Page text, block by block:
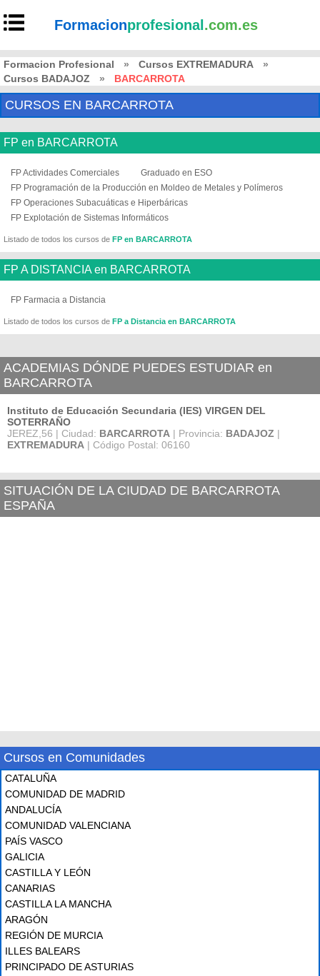
Formacionprofesional .com.es
Formacion Profesional » Cursos EXTREMADURA
»
Cursos BADAJOZ
» BARCARROTA
CURSOS EN BARCARROTA
FP en BARCARROTA
FP Actividades Comerciales
Graduado en ESO
FP Programación de la Producción en Moldeo de Metales y Polímeros
FP Operaciones Subacuáticas e Hiperbáricas
FP Explotación de Sistemas Informáticos
Listado de todos los cursos de FP en BARCARROTA
FP A DISTANCIA en BARCARROTA
FP Farmacia a Distancia
Listado de todos los cursos de FP a Distancia en BARCARROTA
ACADEMIAS DÓNDE PUEDES ESTUDIAR en
BARCARROTA
Instituto de Educación Secundaria (IES) VIRGEN DEL
SOTERRAÑO
JEREZ,56 | Ciudad: BARCARROTA | Provincia: BADAJOZ |
EXTREMADURA | Código Postal: 06160
SITUACIÓN DE LA CIUDAD DE BARCARROTA
ESPAÑA
Cursos en Comunidades
CATALUÑA
COMUNIDAD DE MADRID
ANDALUCÍA
COMUNIDAD VALENCIANA
PAÍS VASCO
GALICIA
CASTILLA Y LEÓN
CANARIAS
CASTILLA LA MANCHA
ARAGÓN
REGIÓN DE MURCIA
ILLES BALEARS
PRINCIPADO DE ASTURIAS